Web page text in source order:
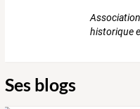
historique
Ses blogs